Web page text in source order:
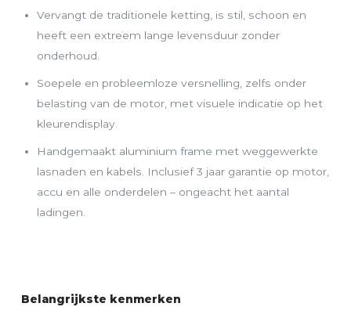
Vervangt de traditionele ketting, is stil, schoon en
heeft een extreem lange levensduur zonder
onderhoud.
Soepele en probleemloze versnelling, zelfs onder
belasting van de motor, met visuele indicatie op het
kleurendisplay.
Handgemaakt aluminium frame met weggewerkte
lasnaden en kabels. Inclusief 3 jaar garantie op motor,
accu en alle onderdelen – ongeacht het aantal
ladingen.
Belangrijkste kenmerken